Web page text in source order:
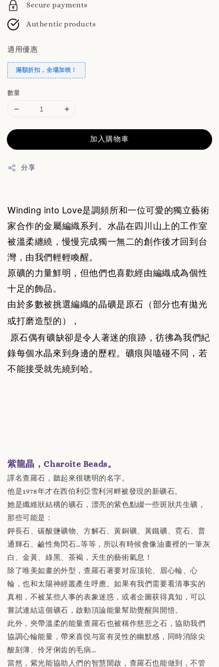
Secure payments
Authentic products
適用優惠
滿額折扣，全場加映！
數量
加入購物車
分享
Winding into Love是調頻所和一位可愛的獨立藝術
家合作的金屬編織系列。水晶在四川山上的工作室
被溫柔纏繞，慢慢完成獨一無二的創作後才回到台
灣，由我們輕輕喚醒。
原礦的力量鮮明，但他們也喜歡經由編織成為個性
十足的飾品。
由於多數被挑選編織的晶礦是原石（部分也有拋光
或打磨造型的），
原石偶有礦缺卻是令人著迷的痕跡，彷彿為我們紀
錄每個水晶來到身邊的歷程。礦痕與嗑碰不同，若
不能接受就先繞到哈。
紫龍晶，Charoite Beads。
譯名查羅石，聽起來很聰明的名字。
他是1978年才在西伯利亞雪利河畔被發現的新礦石。
她是纖維狀結構的礦石，漂亮的紫色點綴一些斑狀共生礦，
那些可能是：
鉀長石、碳酸鹽礦物、方解石、黃銅礦、黃鐵礦、霓石、普
通輝石、鹼性角閃石…等等，所以有時候會像油畫裡的一筆灰
白、金黃、綠黑、茶褐，天生的藝術氣息！
除了唯美如畫的外型，查羅石著要对应顶轮、眉心輪、心
輪，也和太陽神經叢產生呼應。如果有我們需要看清事实的
真相，不被某些人事的表象迷惑，或者企圖获得真知，可以
嘗試連結這個礦石，啟動頂論能量幫助覺醒與開悟。
此外，夾帶溫柔的能量查羅石也被稱作慈悲之石，協助我們
協調心輪能量，帶來喜悦与富有灵性的幽默感，同時消除尖
酸刻薄、伶牙俐齿的毛病…
當然，紫光能協助人們的智慧開啟，查羅石也能做到，不管